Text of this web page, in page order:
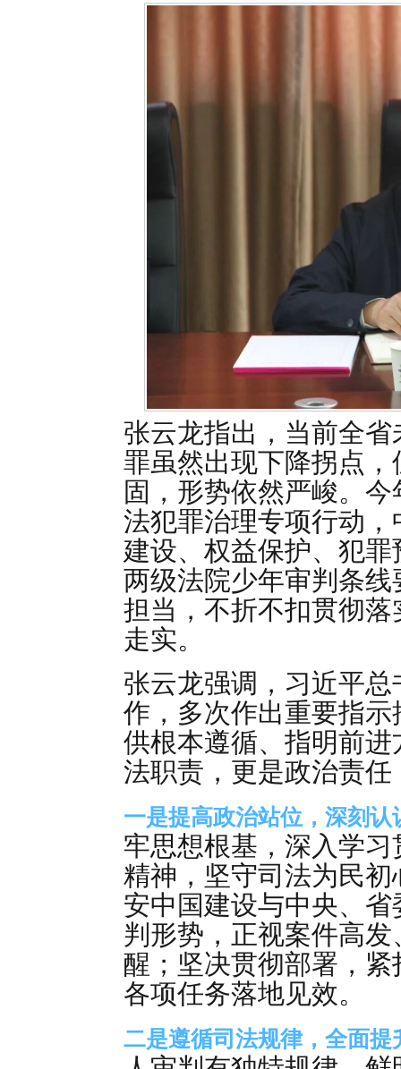
张云龙指出，当前全
罪虽然出现下降拐点
固，形势依然严峻。
法犯罪治理专项行动
建设、权益保护、犯
两级法院少年审判条
担当，不折不扣贯彻
走实。
张云龙强调，习近平
作，多次作出重要指
供根本遵循、指明前
法职责，更是政治责
一是提高政治站位，深刻
牢思想根基，深入学
精神，坚守司法为民
安中国建设与中央、
判形势，正视案件高
醒；坚决贯彻部署，
各项任务落地见效。
二是遵循司法规律，全面